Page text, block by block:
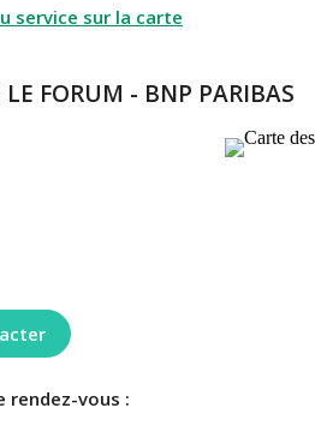
service sur la carte
FORUM - BNP PARIBAS
rendez-vous :